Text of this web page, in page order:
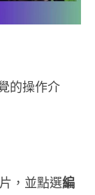
的操作介
，並點選編